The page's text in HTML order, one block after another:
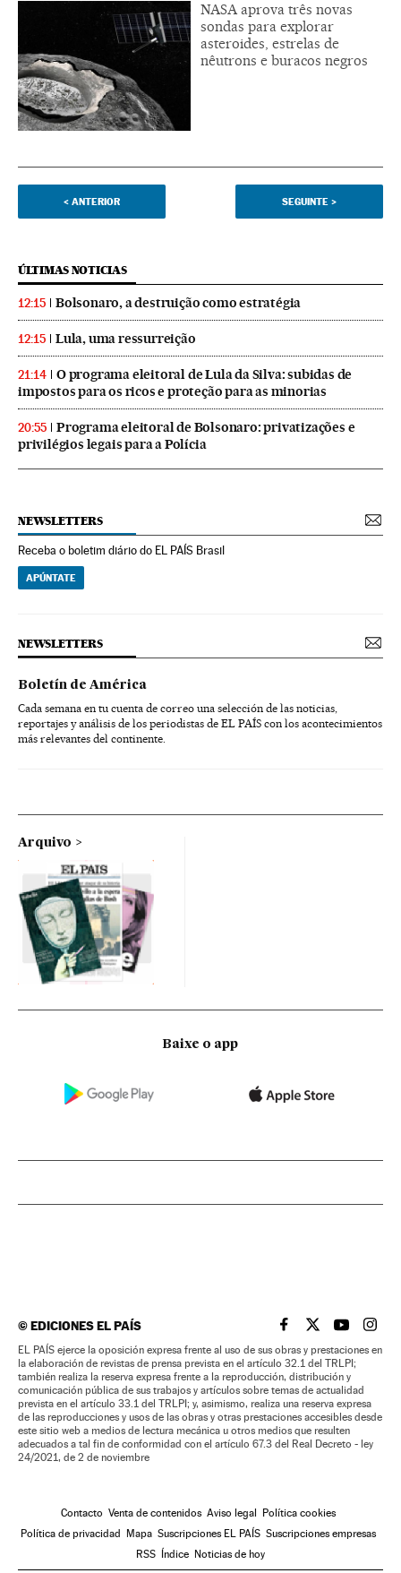
NASA aprova três novas
sondas para explorar
asteroides, estrelas de
nêutrons e buracos negros
< ANTERIOR SEGUINTE >
ÚLTIMAS NOTICIAS
12:15 Bolsonaro, a destruição como estratégia
12:15 Lula, uma ressurreição
21:14
O programa eleitoral de Lula da Silva: subidas de
impostos para os ricos e proteção para as minorias
20:55
Programa eleitoral de Bolsonaro: privatizações e
privilégios legais para a Polícia
NEWSLETTERS
Receba o boletim diário do EL PAÍS Brasil
APÚNTATE
NEWSLETTERS
Boletín de América
Cada semana en tu cuenta de correo una selección de las noticias,
reportajes y análisis de los periodistas de EL PAÍS con los acontecimientos
más relevantes del continente.
Arquivo
Baixe o app
©EDICIONES EL PAÍS EL PAÍS BRASIL EN
EL PAÍSEL PAÍS
EL
EL PAÍS ejerce la oposición expresa frente al uso de sus obras y prestaciones en
la elaboración de revistas de prensa prevista en el artículo 32.1 del TRLPI;
también realiza la reserva expresa frente a la reproducción, distribución y
comunicación pública de sus trabajos y artículos sobre temas de actualidad
prevista en el artículo 33.1 del TRLPI; y, asimismo, realiza una reserva expresa
de las reproducciones y usos de las obras y otras prestaciones accesibles desde
este sitio web a medios de lectura mecánica u otros medios que resulten
adecuados a tal fin de conformidad con el artículo 67.3 del Real Decreto - ley
24/2021, de 2 de noviembre
Contacto Venta de contenidos Aviso legal Política cookies
Política de privacidad Mapa Suscripciones EL PAÍS Suscripciones empresas
RSS Índice Noticias de hoy